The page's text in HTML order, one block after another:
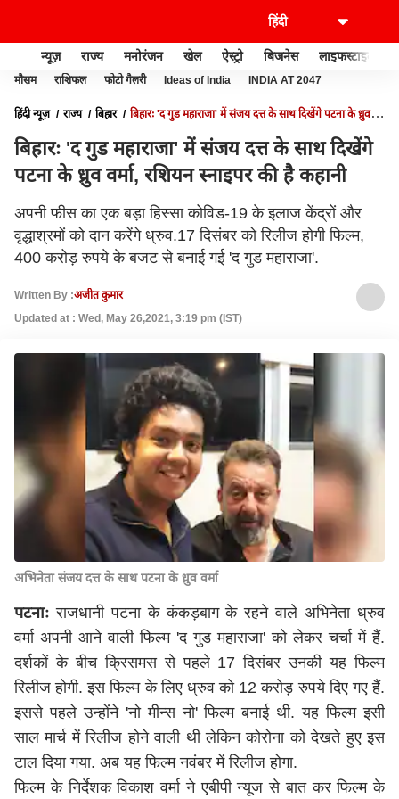
न्यूज़ राज्य मनोरंजन खेल ऐस्ट्रो बिजनेस लाइफस्टाइल
मौसम राशिफल फोटो गैलरी Ideas of India INDIA AT 2047
हिंदी न्यूज़ राज्य बिहार
बिहारः 'द गुड महाराजा' में संजय दत्त के साथ दिखेंगे पटना के ध्रुव
बिहारः 'द गुड महाराजा' में संजय दत्त के साथ दिखेंगे
पटना के ध्रुव वर्मा, रशियन स्नाइपर की है कहानी
अपनी फीस का एक बड़ा हिस्सा कोविड-19 के इलाज केंद्रों और
वृद्धाश्रमों को दान करेंगे ध्रुव.17 दिसंबर को रिलीज होगी फिल्म,
400 करोड़ रुपये के बजट से बनाई गई 'द गुड महाराजा'.
Written By :अजीत कुमार
Updated at : Wed, May 26,2021, 3:19 pm (IST)
अभिनेता संजय दत्त के साथ पटना के ध्रुव वर्मा
पटनाःराजधानी पटना के कंकड़बाग के रहने वाले अभिनेता ध्रुव
वर्मा अपनी आने वाली फिल्म 'द गुड महाराजा' को लेकर चर्चा में हैं.
दर्शकों के बीच क्रिसमस से पहले 17 दिसंबर उनकी यह फिल्म
रिलीज होगी. इस फिल्म के लिए ध्रुव को 12 करोड़ रुपये दिए गए हैं.
इससे पहले उन्होंने 'नो मीन्स नो' फिल्म बनाई थी. यह फिल्म इसी
साल मार्च में रिलीज होने वाली थी लेकिन कोरोना को देखते हुए इस
टाल दिया गया. अब यह फिल्म नवंबर में रिलीज होगा.
फिल्म के निर्देशक विकाश वर्मा ने एबीपी न्यूज से बात कर फिल्म के